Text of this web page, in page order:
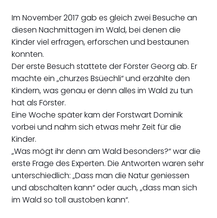
Im November 2017 gab es gleich zwei Besuche an
diesen Nachmittagen im Wald, bei denen die
Kinder viel erfragen, erforschen und bestaunen
konnten.
Der erste Besuch stattete der Förster Georg ab. Er
machte ein „churzes Bsüechli“ und erzählte den
Kindern, was genau er denn alles im Wald zu tun
hat als Förster.
Eine Woche später kam der Forstwart Dominik
vorbei und nahm sich etwas mehr Zeit für die
Kinder.
„Was mögt ihr denn am Wald besonders?“ war die
erste Frage des Experten. Die Antworten waren sehr
unterschiedlich: „Dass man die Natur geniessen
und abschalten kann“ oder auch, „dass man sich
im Wald so toll austoben kann“.